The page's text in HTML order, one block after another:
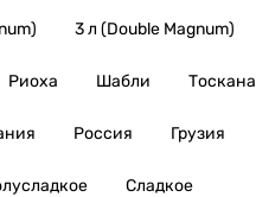
3 л (Double Magnum)
Риоха Шабли Тоскана
Россия Грузия
Сладкое